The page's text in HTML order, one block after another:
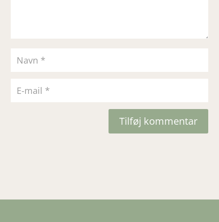
Tilføj kommentar